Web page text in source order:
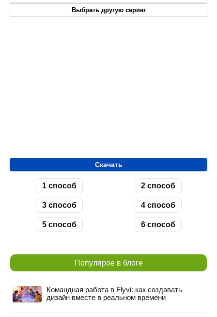
Выбрать другую серию
Скачать
1 способ 2 способ
3 способ 4 способ
5 способ 6 способ
Популярое в блоге
Командная работа в Flyvi: как создавать
дизайн вместе в реальном времени